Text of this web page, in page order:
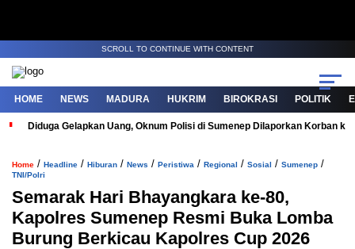
SCROLL TO CONTINUE WITH CONTENT
HOME NEWS MADURA HUKRIM BIROKRASI POLITIK
Diduga Gelapkan Uang, Oknum Polisi di Sumenep Dilaporkan Korban ke
Home / Headline / Hiburan / News / Peristiwa / Regional / Sosial / Sumenep /
TNI/Polri
Semarak Hari Bhayangkara ke-80,
Kapolres Sumenep Resmi Buka Lomba
Burung Berkicau Kapolres Cup 2026